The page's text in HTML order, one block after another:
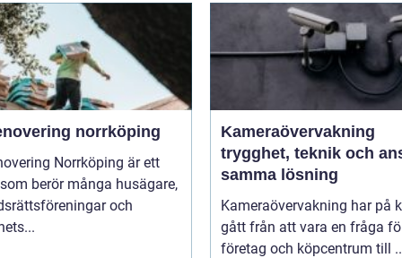
norrköping
Norrköping är ett
berör många husägare,
och
Kameraövervakning
trygghet, teknik och
samma lösning
Kameraövervakning har på
gått från att vara en fråga
företag och köpcentrum till